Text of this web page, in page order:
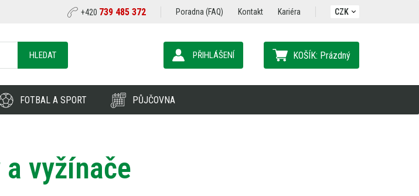
+420 739 485 372 Poradna (FAQ) Kontakt Kariéra CZK
HLEDAT KOŠÍK: Prázdný
PŘIHLÁŠENÍ
FOTBAL A SPORT PŮJČOVNA
vyžínače